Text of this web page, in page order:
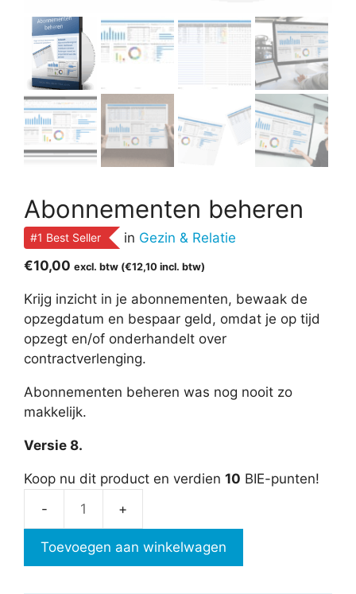
Abonnementen beheren
#1 Best Seller in Gezin & Relatie
€10,00 excl. btw (€12,10 incl. btw)
Krijg inzicht in je abonnementen, bewaak de
opzegdatum en bespaar geld, omdat je op tijd
opzegt en/of onderhandelt over
contractverlenging.
Abonnementen beheren was nog nooit zo
makkelijk.
Versie 8.
Koop nu dit product en verdien 10 BIE-punten!
aantal
Toevoegen aan winkelwagen